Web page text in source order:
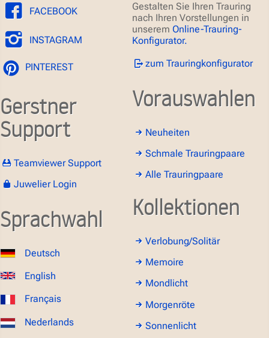
FACEBOOK
INSTAGRAM
PINTEREST
Gerstner
Support
Teamviewer Support
Juwelier Login
Sprachwahl
Deutsch
English
Français
Nederlands
Gestalten Sie Ihren Trauring
nach Ihren Vorstellungen in
unserem Online-Trauring-
Konfigurator.
zum Trauringkonfigurator
Vorauswahlen
Neuheiten
Schmale Trauringpaare
Alle Trauringpaare
Kollektionen
Verlobung/Solitär
Memoire
Mondlicht
Morgenröte
Sonnenlicht